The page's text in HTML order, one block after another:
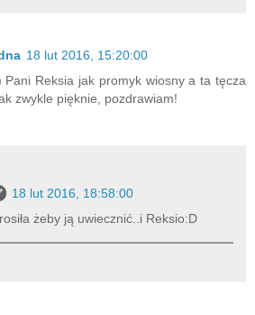
18 lut 2016, 15:20:00
Pani Reksia jak promyk wiosny a ta tęcza
zwykle pięknie, pozdrawiam!
18 lut 2016, 18:58:00
żeby ją uwiecznić..i Reksio:D